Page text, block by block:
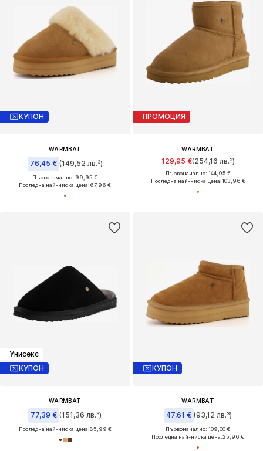
КУПОН
WARMBAT
76,45 € (149,52 лв.³)
Първоначално: 99,95 €
Последна най-ниска цена:67,96 €
ПРОМОЦИЯ
WARMBAT
129,95 €(254,16 лв.³)
Първоначално: 144,95 €
Последна най-ниска цена:103,96 €
Унисекс
КУПОН
WARMBAT
77,39 € (151,36 лв.³)
Последна най-ниска цена:85,99 €
КУПОН
WARMBAT
47,61 € (93,12 лв.³)
Първоначално: 109,00 €
Последна най-ниска цена:25,96 €